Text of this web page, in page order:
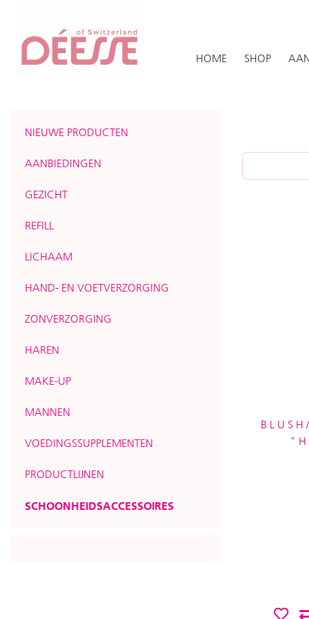
HOME SHOP
NIEUWE PRODUCTEN
AANBIEDINGEN
GEZICHT
REFILL
LICHAAM
HAND- EN VOETVERZORGING
ZONVERZORGING
HAREN
MAKE-UP
MANNEN
VOEDINGSSUPPLEMENTEN
PRODUCTLIJNEN
SCHOONHEIDSACCESSOIRES